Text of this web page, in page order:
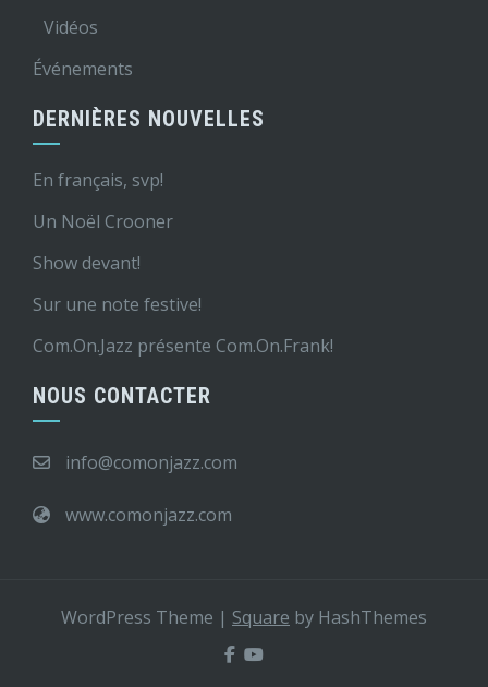
Vidéos
Événements
DERNIÈRES NOUVELLES
En français, svp!
Un Noël Crooner
Show devant!
Sur une note festive!
Com.On.Jazz présente Com.On.Frank!
NOUS CONTACTER
info@comonjazz.com
www.comonjazz.com
WordPress Theme | Square by HashThemes